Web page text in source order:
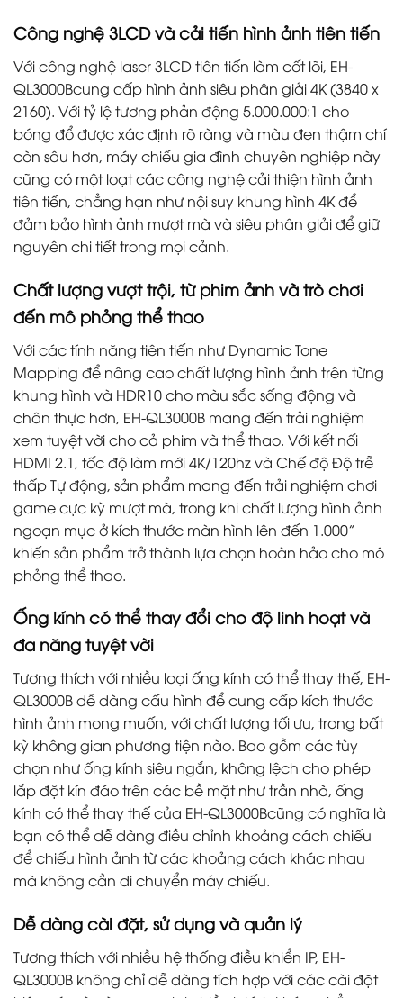
Công nghệ 3LCD và cải tiến hình ảnh tiên tiến
Với công nghệ laser 3LCD tiên tiến làm cốt lõi, EH-
QL3000Bcung cấp hình ảnh siêu phân giải 4K (3840 x
2160). Với tỷ lệ tương phản động 5.000.000:1 cho
bóng đổ được xác định rõ ràng và màu đen thậm chí
còn sâu hơn, máy chiếu gia đình chuyên nghiệp này
cũng có một loạt các công nghệ cải thiện hình ảnh
tiên tiến, chẳng hạn như nội suy khung hình 4K để
đảm bảo hình ảnh mượt mà và siêu phân giải để giữ
nguyên chi tiết trong mọi cảnh.
Chất lượng vượt trội, từ phim ảnh và trò chơi
đến mô phỏng thể thao
Với các tính năng tiên tiến như Dynamic Tone
Mapping để nâng cao chất lượng hình ảnh trên từng
khung hình và HDR10 cho màu sắc sống động và
chân thực hơn, EH-QL3000B mang đến trải nghiệm
xem tuyệt vời cho cả phim và thể thao. Với kết nối
HDMI 2.1, tốc độ làm mới 4K/120hz và Chế độ Độ trễ
thấp Tự động, sản phẩm mang đến trải nghiệm chơi
game cực kỳ mượt mà, trong khi chất lượng hình ảnh
ngoạn mục ở kích thước màn hình lên đến 1.000”
khiến sản phẩm trở thành lựa chọn hoàn hảo cho mô
phỏng thể thao.
Ống kính có thể thay đổi cho độ linh hoạt và
đa năng tuyệt vời
Tương thích với nhiều loại ống kính có thể thay thế, EH-
QL3000B dễ dàng cấu hình để cung cấp kích thước
hình ảnh mong muốn, với chất lượng tối ưu, trong bất
kỳ không gian phương tiện nào. Bao gồm các tùy
chọn như ống kính siêu ngắn, không lệch cho phép
lắp đặt kín đáo trên các bề mặt như trần nhà, ống
kính có thể thay thế của EH-QL3000Bcũng có nghĩa là
bạn có thể dễ dàng điều chỉnh khoảng cách chiếu
để chiếu hình ảnh từ các khoảng cách khác nhau
mà không cần di chuyển máy chiếu.
Dễ dàng cài đặt, sử dụng và quản lý
Tương thích với nhiều hệ thống điều khiển IP, EH-
QL3000B không chỉ dễ dàng tích hợp với các cài đặt